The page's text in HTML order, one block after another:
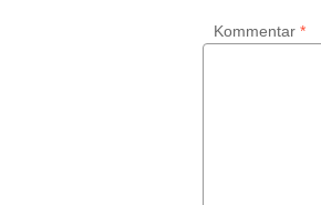
Kommentar *